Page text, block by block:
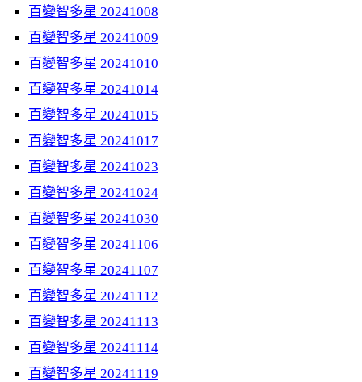
百變智多星 20241008
百變智多星 20241009
百變智多星 20241010
百變智多星 20241014
百變智多星 20241015
百變智多星 20241017
百變智多星 20241023
百變智多星 20241024
百變智多星 20241030
百變智多星 20241106
百變智多星 20241107
百變智多星 20241112
百變智多星 20241113
百變智多星 20241114
百變智多星 20241119